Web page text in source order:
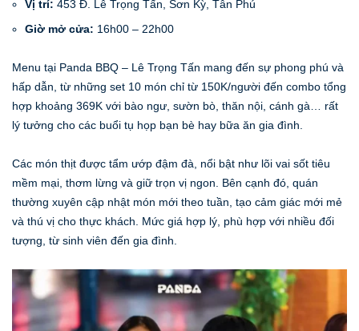
Vị trí: 453 Đ. Lê Trọng Tấn, Sơn Kỳ, Tân Phú
Giờ mở cửa: 16h00 – 22h00
Menu tại Panda BBQ – Lê Trọng Tấn mang đến sự phong phú và
hấp dẫn, từ những set 10 món chỉ từ 150K/người đến combo tổng
hợp khoảng 369K với bào ngư, sườn bò, thăn nội, cánh gà… rất
lý tưởng cho các buổi tụ họp bạn bè hay bữa ăn gia đình.
Các món thịt được tẩm ướp đậm đà, nổi bật như lõi vai sốt tiêu
mềm mại, thơm lừng và giữ trọn vị ngon. Bên cạnh đó, quán
thường xuyên cập nhật món mới theo tuần, tạo cảm giác mới mẻ
và thú vị cho thực khách. Mức giá hợp lý, phù hợp với nhiều đối
tượng, từ sinh viên đến gia đình.